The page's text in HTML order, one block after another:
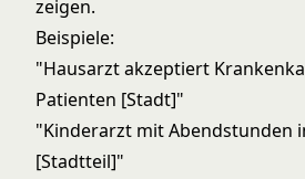
zeigen.
Beispiele:
"Hausarzt akzeptiert
Patienten [Stadt]"
"Kinderarzt mit Abendstunden
[Stadtteil]"